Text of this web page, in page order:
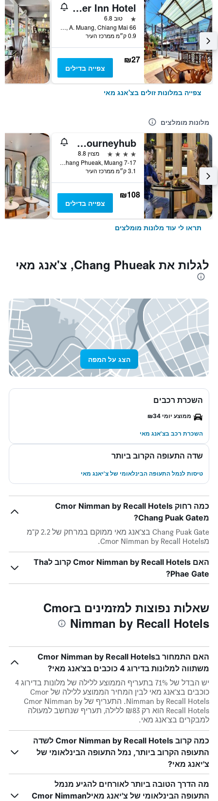
Traveller Inn Hotel
כוכב 1טוב 6.8
66 Loikroh Rd. T. Changklon, A. Muang, Chiang Mai, צ'אנג מאי, תאילנד
0.9 ק״מ ממרכז העיר
₪27
צפייה בדילים
צפייה במלונות זולים בצ'אנג מאי
מלונות מומלצים
ibis Chiang Mai Nimman Journeyhub
4 כוכבים
מצוין 8.8
7-17 Moo 2, Huay Kaew Road Chang Phueak, Muang, צ'אנג מאי, תאילנד
3.1 ק״מ ממרכז העיר
₪108
צפייה בדילים
תראו לי עוד מלונות מומלצים
לגלות את Chang Phueak, צ'אנג מאי
הצג על המפה
השכרת רכבים
ממוצע יומי ₪34
השכרת רכב בצ'אנג מאי
שדה התעופה הקרוב ביותר
טיסות לנמל התעופה הבינלאומי של צ'יאנג מאי
כמה רחוק Cmor Nimman by Recall Hotels
מChang Puak Gate?
Chang Puak Gate בצ'אנג מאי ממוקם במרחק של 2.2 ק"מ
מCmor Nimman by Recall Hotels.
האם Cmor Nimman by Recall Hotels קרוב לTha
Phae Gate?
שאלות נפוצות למזמינים בCmor
Nimman by Recall Hotels
האם התמחור בCmor Nimman by Recall Hotels
משתווה למלונות בדירוג 4 כוכבים בצ'אנג מאי?
יש הבדל של 71% בתעריף הממוצע ללילה של מלונות בדירוג 4
כוכבים בצ'אנג מאי לבין המחיר הממוצע ללילה של Cmor
Nimman by Recall Hotels. התעריף של Cmor Nimman by
Recall Hotels הוא רק ₪83 ללילה, תעריף שנחשב למעולה
למבקרים בצ'אנג מאי.
כמה קרוב Cmor Nimman by Recall Hotels לשדה
התעופה הקרוב ביותר, נמל התעופה הבינלאומי של
צ'יאנג מאי?
מה הדרך הטובה ביותר לאורחים להגיע מנמל
התעופה הבינלאומי של צ'יאנג מאילCmor Nimman